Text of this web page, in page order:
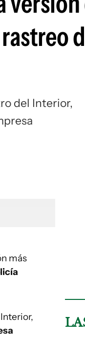
del Interior,
más